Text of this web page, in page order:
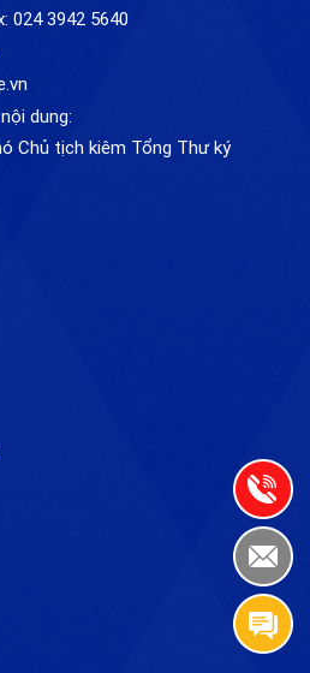
024 3942 5640
dung:
Chủ tịch kiêm Tổng Thư ký